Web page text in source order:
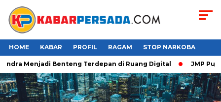
HOME KABAR PROFIL RAGAM STOP NARKOBA
Menjadi Benteng Terdepan di Ruang Digital JMP Puji